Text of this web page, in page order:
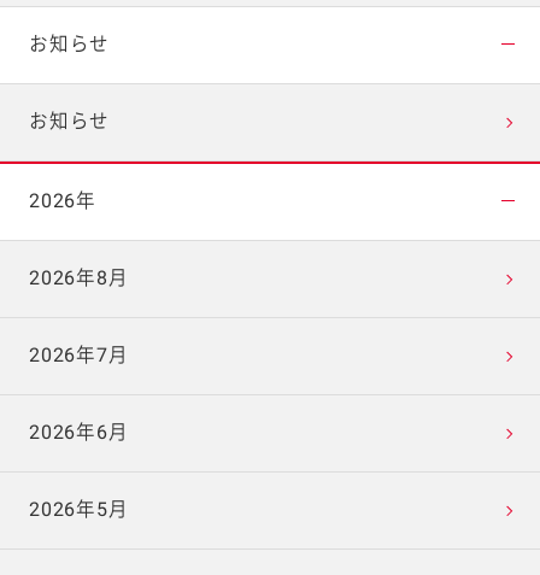
お知らせ
お知らせ
2026年
2026年8月
2026年7月
2026年6月
2026年5月